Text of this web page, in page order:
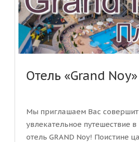
Отель «Grand Noy»
Мы приглашаем Вас
увлекательное путешествие
отель GRAND Noy! Поистине